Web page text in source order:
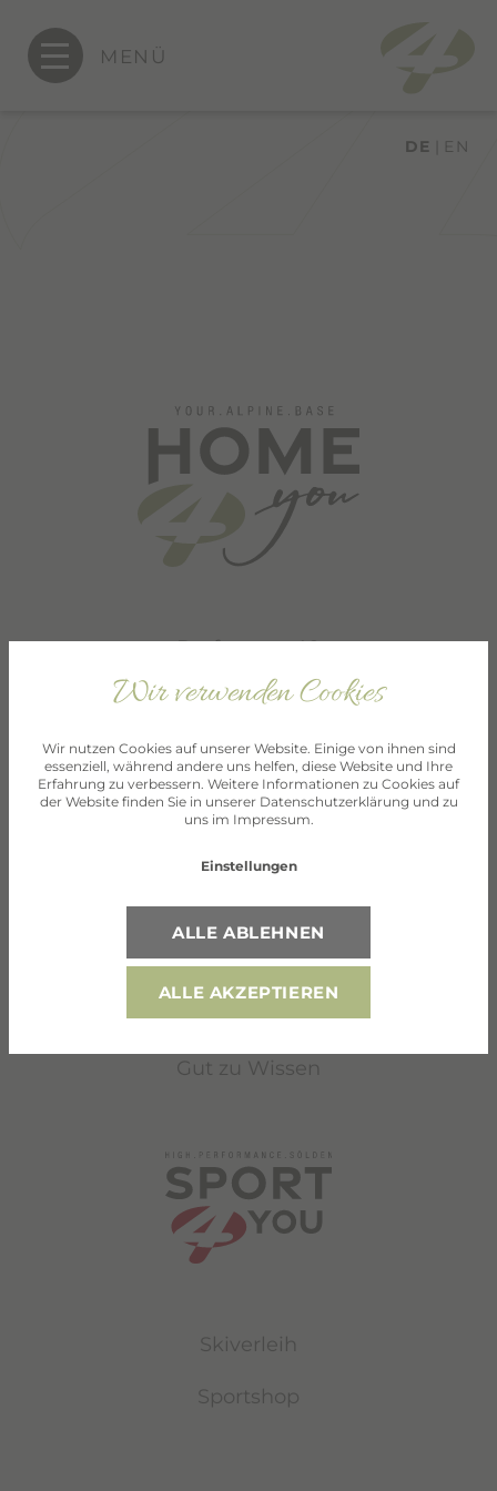
MENÜ
DE EN
Dorfstrasse 40
A-6450 Sölden
+43 5254 30610
info@home4you.at
Anreise
Webcam
Skigebiet
Gut zu Wissen
Skiverleih
Sportshop
Wir verwenden Cookies
Wir nutzen Cookies auf unserer Website. Einige von ihnen sind
essenziell, während andere uns helfen, diese Website und Ihre
Erfahrung zu verbessern. Weitere Informationen zu Cookies auf
der Website finden Sie in unserer Datenschutzerklärung und zu
uns im Impressum.
Einstellungen
ALLE ABLEHNEN
ALLE AKZEPTIEREN